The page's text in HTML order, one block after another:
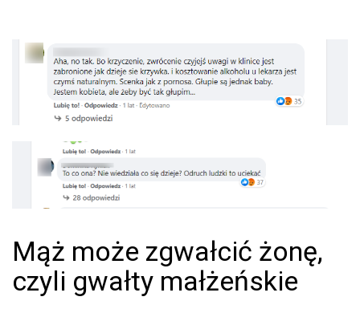
Mąż może zgwałcić żonę,
czyli gwałty małżeńskie